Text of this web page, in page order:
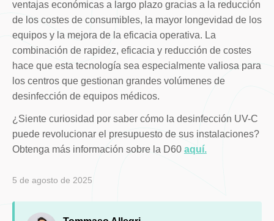
ventajas económicas a largo plazo gracias a la reducción
de los costes de consumibles, la mayor longevidad de los
equipos y la mejora de la eficacia operativa. La
combinación de rapidez, eficacia y reducción de costes
hace que esta tecnología sea especialmente valiosa para
los centros que gestionan grandes volúmenes de
desinfección de equipos médicos.
¿Siente curiosidad por saber cómo la desinfección UV-C
puede revolucionar el presupuesto de sus instalaciones?
Obtenga más información sobre la D60 aquí.
5 de agosto de 2025